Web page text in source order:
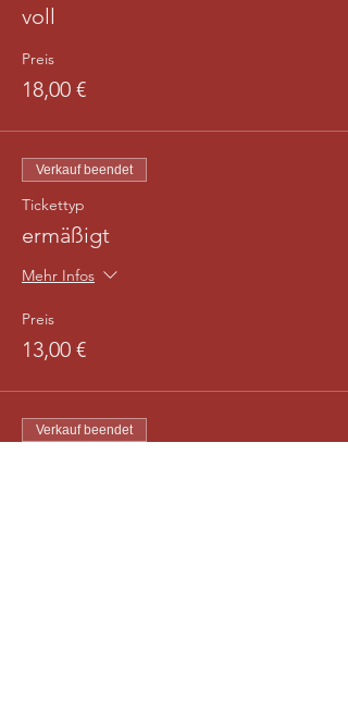
voll
Preis
18,00 €
Verkauf beendet
Tickettyp
ermäßigt
Mehr Infos
Preis
13,00 €
Verkauf beendet